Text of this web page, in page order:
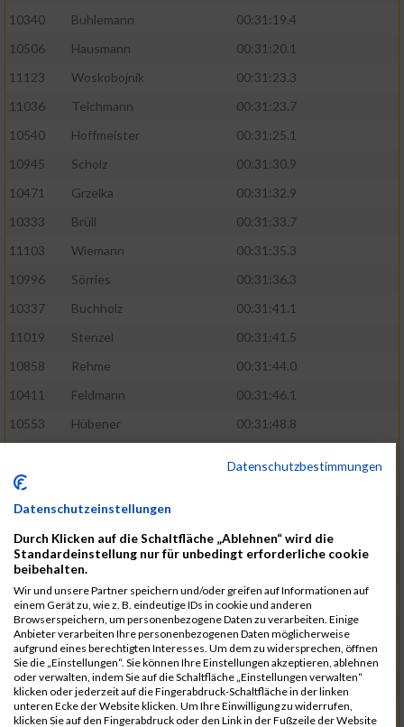
10340
Buhlemann
00:31:19.4
10506
Hausmann
00:31:20.1
11123
Woskobojnik
00:31:23.3
11036
Teichmann
00:31:23.7
10540
Hoffmeister
00:31:25.1
10945
Scholz
00:31:30.9
10471
Grzelka
00:31:32.9
10333
Brüll
00:31:33.7
11103
Wiemann
00:31:35.3
10996
Sörries
00:31:36.3
10337
Buchholz
00:31:41.1
11019
Stenzel
00:31:41.5
10858
Rehme
00:31:44.0
10411
Feldmann
00:31:46.1
10553
Hübener
00:31:48.8
10646
10676
Kricke
11128
Wünsch
00:31:58.4
10492
Hanisch
10634
Knauft
00:31:59.1
10868
Restemeier
00:31:59.2
10480
Gutsche
00:32:01.9
10953
Schuenemann
00:32:03.0
10498
Hartmann 00:32:03.1
Datenschutzbestimmungen
Datenschutzeinstellungen
Durch Klicken auf die Schaltfläche „Ablehnen“ wird die
Standardeinstellung nur für unbedingt erforderliche cookie
beibehalten.
Wir und unsere Partner speichern und/oder greifen auf Informationen auf
einem Gerät zu, wie z. B. eindeutige IDs in cookie und anderen
Browserspeichern, um personenbezogene Daten zu verarbeiten. Einige
Anbieter verarbeiten Ihre personenbezogenen Daten möglicherweise
aufgrund eines berechtigten Interesses. Um dem zu widersprechen, öffnen
Sie die „Einstellungen“. Sie können Ihre Einstellungen akzeptieren, ablehnen
oder verwalten, indem Sie auf die Schaltfläche „Einstellungen verwalten“
klicken oder jederzeit auf die Fingerabdruck-Schaltfläche in der linken
unteren Ecke der Website klicken. Um Ihre Einwilligung zu widerrufen,
klicken Sie auf den Fingerabdruck oder den Link in der Fußzeile der Website